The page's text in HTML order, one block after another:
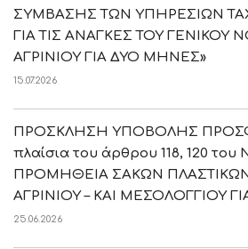
ΣΥΜΒΑΣΗΣ ΤΩΝ ΥΠΗΡΕΣΙΩΝ
ΓΙΑ ΤΙΣ ΑΝΑΓΚΕΣ ΤΟΥ ΓΕΝΙΚΟΥ
ΑΓΡΙΝΙΟΥ ΓΙΑ ΔΥΟ ΜΗΝΕΣ»
15.07.2026
ΠΡΟΣΚΛΗΣΗ ΥΠΟΒΟΛΗΣ
πλαίσια του άρθρου 118, 120 του
ΠΡΟΜΗΘΕΙΑ ΣΑΚΩΝ ΠΛΑΣΤΙΚΩΝ
ΑΓΡΙΝΙΟΥ – ΚΑΙ ΜΕΣΟΛΟΓΓΙΟΥ
25.06.2026